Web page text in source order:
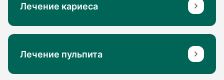
Лечение кариеса
Лечение пульпита